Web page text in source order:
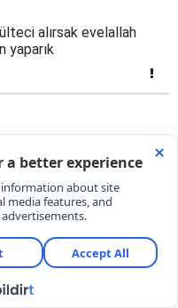
alırsak evelallah
yaparık
veryansın
Suriyeliler de
Çingeneler
yararları da büyük.